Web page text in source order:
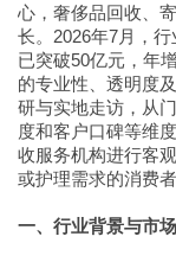
心，奢侈品回收、
长。2026年7月，
已突破50亿元，年
的专业性、透明度
研与实地走访，从
度和客户口碑等维
收服务机构进行客
或护理需求的消费
一、行业背景与市